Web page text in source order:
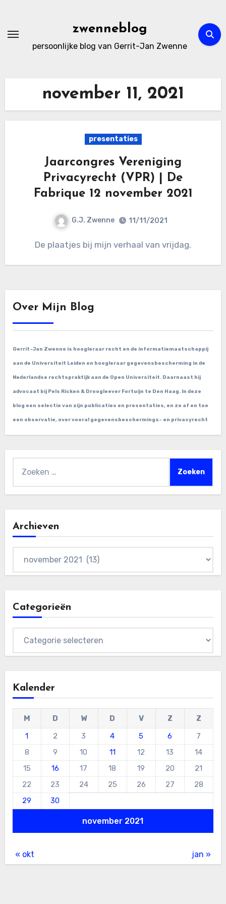
de
zwenneblog
persoonlijke blog van Gerrit-Jan Zwenne
november 11, 2021
presentaties
Jaarcongres Vereniging
Privacyrecht (VPR) | De
Fabrique 12 november 2021
G.J. Zwenne 11/11/2021
De plaatjes bij mijn verhaal van vrijdag.
Over Mijn Blog
Gerrit-Jan Zwenne is hoogleraar recht en de informatiemaatschappij
aan de Universiteit Leiden en hoogleraar gegevensbescherming in de
Nederlandse rechtspraktijk aan de Open Universiteit. Daarnaast hij
advocaat bij Pels Ricken & Droogleever Fortuijn te Den Haag. In deze
blog een selectie van zijn publicaties en presentaties, en zo af en toe
een observatie, over vooral gegevensbeschermings- en privacyrecht
naar:
Archieven
Categorieën
Kalender
november 2021
M D W D V Z
Z
1
2 3 4 5 6
7
8
9 10 11 12 13
14
15
16 17 18 19 20
21
22
23 24 25 26 27
28
29
30
« okt jan »